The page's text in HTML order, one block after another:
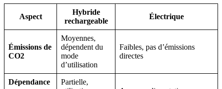
Aspect
Hybride
rechargeable
Électrique
Émissions de
CO2
Moyennes,
dépendent du
mode
d’utilisation
Faibles, pas d’émissions
directes
Dépendance
Partielle,